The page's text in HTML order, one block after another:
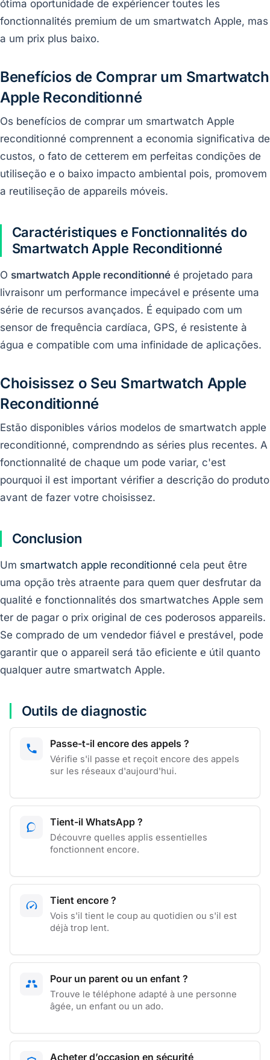
ótima oportunidade de expériencer toutes les
fonctionnalités premium de um smartwatch Apple, mas
a um prix plus baixo.
Benefícios de Comprar um Smartwatch
Apple Reconditionné
Os benefícios de comprar um smartwatch Apple
reconditionné comprennent a economia significativa de
custos, o fato de cetterem em perfeitas condições de
utiliseção e o baixo impacto ambiental pois, promovem
a reutiliseção de appareils móveis.
Caractéristiques e Fonctionnalités do
Smartwatch Apple Reconditionné
O smartwatch Apple reconditionné é projetado para
livraisonr um performance impecável e présente uma
série de recursos avançados. É equipado com um
sensor de frequência cardíaca, GPS, é resistente à
água e compatible com uma infinidade de aplicações.
Choisissez o Seu Smartwatch Apple
Reconditionné
Estão disponibles vários modelos de smartwatch apple
reconditionné, comprendndo as séries plus recentes. A
fonctionnalité de chaque um pode variar, c'est
pourquoi il est important vérifier a descrição do produto
avant de fazer votre choisissez.
Conclusion
Um smartwatch apple reconditionné cela peut être
uma opção très atraente para quem quer desfrutar da
qualité e fonctionnalités dos smartwatches Apple sem
ter de pagar o prix original de ces poderosos appareils.
Se comprado de um vendedor fiável e prestável, pode
garantir que o appareil será tão eficiente e útil quanto
qualquer autre smartwatch Apple.
Outils de diagnostic
Passe-t-il encore des appels ?
Vérifie s'il passe et reçoit encore des appels
sur les réseaux d'aujourd'hui.
Tient-il WhatsApp ?
Découvre quelles applis essentielles
fonctionnent encore.
Tient encore ?
Vois s'il tient le coup au quotidien ou s'il est
déjà trop lent.
Pour un parent ou un enfant ?
Trouve le téléphone adapté à une personne
âgée, un enfant ou un ado.
Acheter d’occasion en sécurité